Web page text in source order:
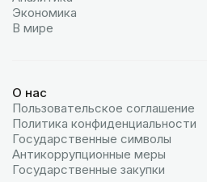
Экономика
В мире
О нас
Пользовательское соглашение
Политика конфиденциальности
Государственные символы
Антикоррупционные меры
Государственные закупки